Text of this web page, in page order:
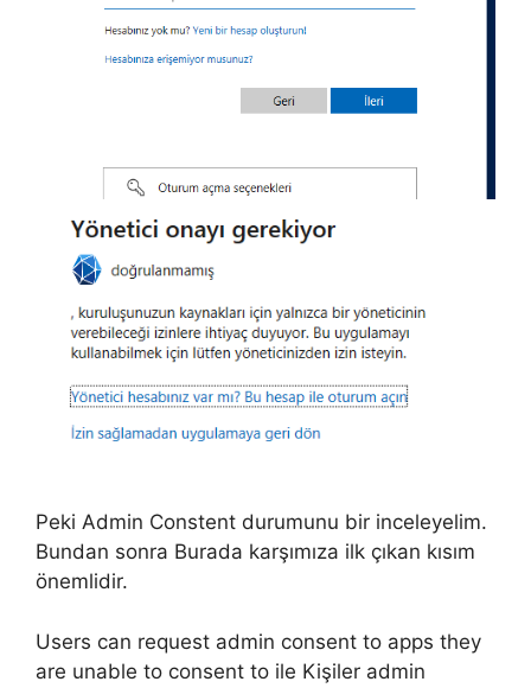
Peki Admin Constent durumunu bir inceleyelim.
Bundan sonra Burada karşımıza ilk çıkan kısım
önemlidir.
Users can request admin consent to apps they
are unable to consent to​ ile Kişiler admin